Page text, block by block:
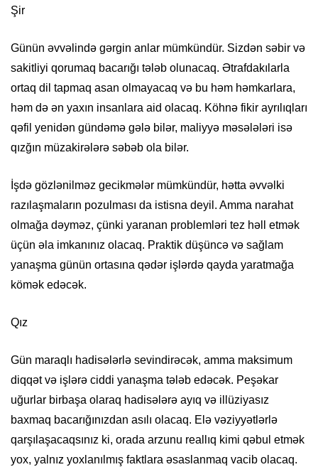
Şir
Günün əvvəlində gərgin anlar mümkündür. Sizdən səbir və
sakitliyi qorumaq bacarığı tələb olunacaq. Ətrafdakılarla
ortaq dil tapmaq asan olmayacaq və bu həm həmkarlara,
həm də ən yaxın insanlara aid olacaq. Köhnə fikir ayrılıqları
qəfil yenidən gündəmə gələ bilər, maliyyə məsələləri isə
qızğın müzakirələrə səbəb ola bilər.
İşdə gözlənilməz gecikmələr mümkündür, hətta əvvəlki
razılaşmaların pozulması da istisna deyil. Amma narahat
olmağa dəyməz, çünki yaranan problemləri tez həll etmək
üçün əla imkanınız olacaq. Praktik düşüncə və sağlam
yanaşma günün ortasına qədər işlərdə qayda yaratmağa
kömək edəcək.
Qız
Gün maraqlı hadisələrlə sevindirəcək, amma maksimum
diqqət və işlərə ciddi yanaşma tələb edəcək. Peşəkar
uğurlar birbaşa olaraq hadisələrə ayıq və illüziyasız
baxmaq bacarığınızdan asılı olacaq. Elə vəziyyətlərlə
qarşılaşacaqsınız ki, orada arzunu reallıq kimi qəbul etmək
yox, yalnız yoxlanılmış faktlara əsaslanmaq vacib olacaq.